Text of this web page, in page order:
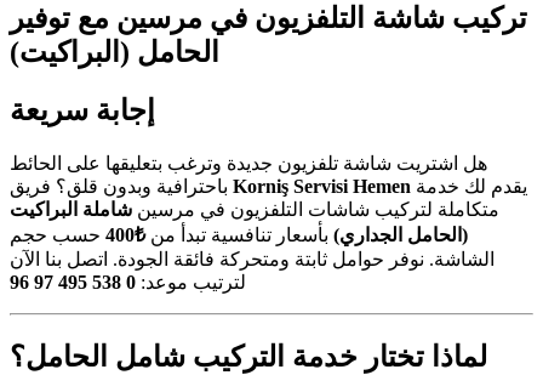
تركيب شاشة التلفزيون في مرسين مع توفير
الحامل (البراكيت)
إجابة سريعة
هل اشتريت شاشة تلفزيون جديدة وترغب بتعليقها على الحائط
Korniş Servisi Hemen
متكاملة لتركيب شاشات التلفزيون في مرسين شاملة البراكيت
(الحامل الجداري) بأسعار تنافسية تبدأ من₺400
حسب حجم
الشاشة. نوفر حوامل ثابتة ومتحركة فائقة الجودة. اتصل بنا الآن
لترتيب موعد: 0 538 495 97 96
لماذا تختار خدمة التركيب شامل الحامل؟